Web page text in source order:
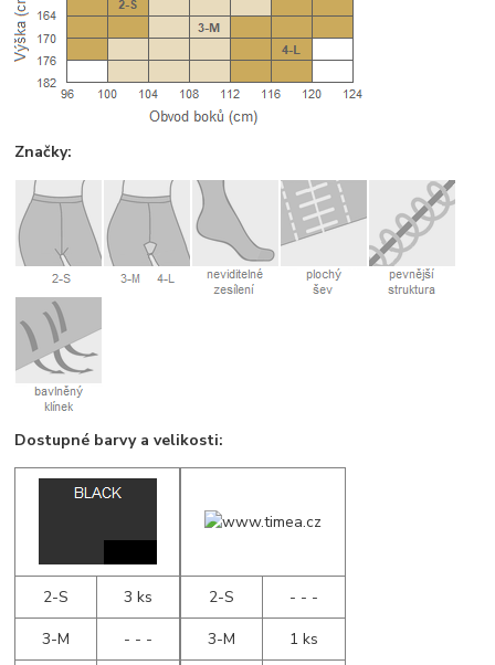
Značky:
Dostupné barvy a velikosti:
2-S
3 ks
3-M
- - -
2-S
- - -
3-M
1 ks